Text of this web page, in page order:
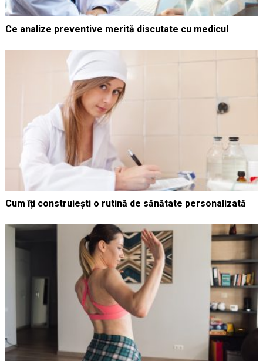
Ce analize preventive merită discutate cu medicul
Cum îți construiești o rutină de sănătate personalizată